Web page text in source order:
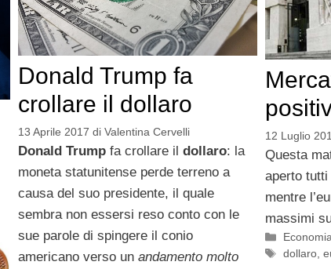
12 Luglio
Questa
aperto
mentre
massimi
Categorie
Tag
dollaro,
Donald Trump fa
crollare il dollaro
13 Aprile 2017 di Valentina Cervelli
Donald Trumpfa crollare il dollaro: la
moneta statunitense perde terreno a
causa del suo presidente, il quale
sembra non essersi reso conto con le
sue parole di spingere il conio
americano verso un andamento molto